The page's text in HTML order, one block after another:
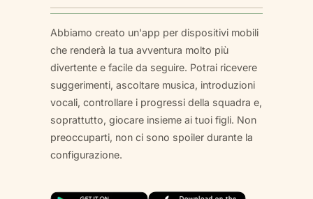
Abbiamo creato un'app per dispositivi mobili
che renderà la tua avventura molto più
divertente e facile da seguire. Potrai ricevere
suggerimenti, ascoltare musica, introduzioni
vocali, controllare i progressi della squadra e,
soprattutto, giocare insieme ai tuoi figli. Non
preoccuparti, non ci sono spoiler durante la
configurazione.